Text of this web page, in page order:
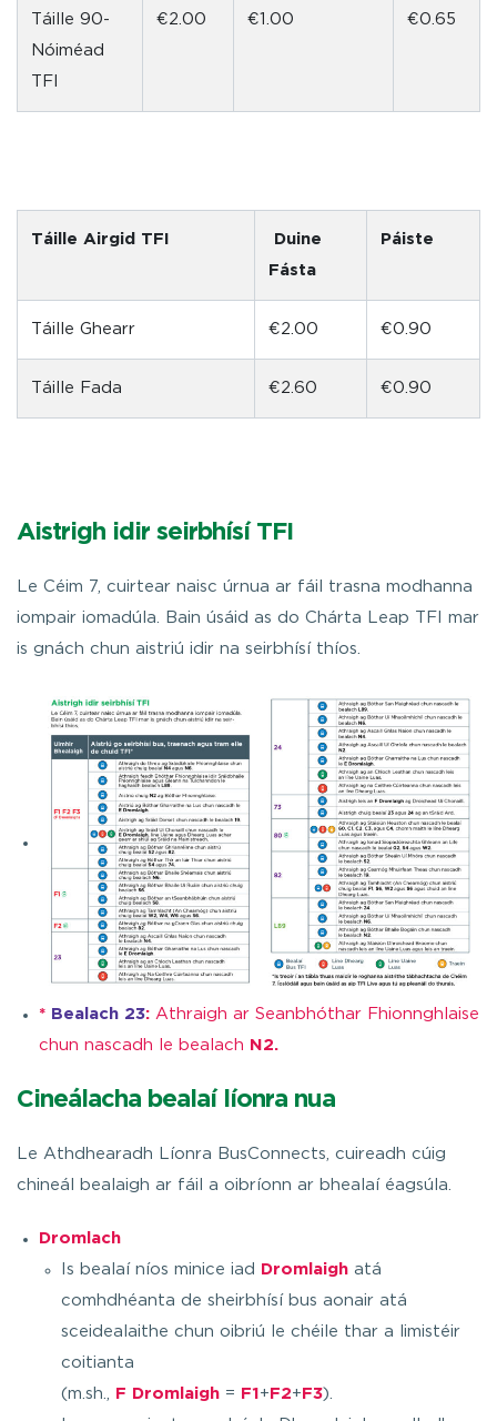
Táille 90-
Nóiméad
TFI
€2.00 €1.00 €0.65
Táille Airgid TFI Duine
Fásta
Páiste
Táille Ghearr €2.00 €0.90
Táille Fada €2.60 €0.90
Aistrigh idir seirbhísí TFI
Le Céim 7, cuirtear naisc úrnua ar fáil trasna modhanna
iompair iomadúla. Bain úsáid as do Chárta Leap TFI mar
is gnách chun aistriú idir na seirbhísí thíos.
* Bealach 23: Athraigh ar Seanbhóthar Fhionnghlaise
chun nascadh le bealach N2.
Cineálacha bealaí líonra nua
Le Athdhearadh Líonra BusConnects, cuireadh cúig
chineál bealaigh ar fáil a oibríonn ar bhealaí éagsúla.
Dromlach
Is bealaí níos minice iad Dromlaigh atá
comhdhéanta de sheirbhísí bus aonair atá
sceidealaithe chun oibriú le chéile thar a limistéir
coitianta
(m.sh., F Dromlaigh = F1 + F2+ F3).